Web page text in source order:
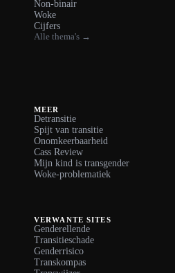
Non-binair
Woke
Cijfers
Alle thema's →
MEER
Detransitie
Spijt van transitie
Onomkeerbaarheid
Cass Review
Mijn kind is transgender
Woke-problematiek
VERWANTE SITES
Genderellende
Transitieschade
Genderrisico
Transkompas